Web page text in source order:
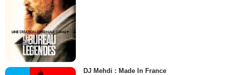
DJ Mehdi : Made In France